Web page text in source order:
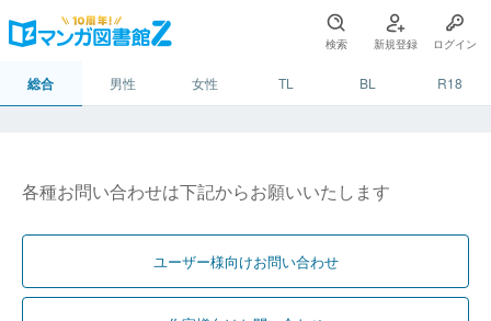
検索 新規登録 ログイン
総合 男性 女性 TL BL R18
各種お問い合わせは下記からお願いいたします
ユーザー様向けお問い合わせ